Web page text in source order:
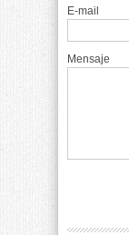
E-mail
Mensaje